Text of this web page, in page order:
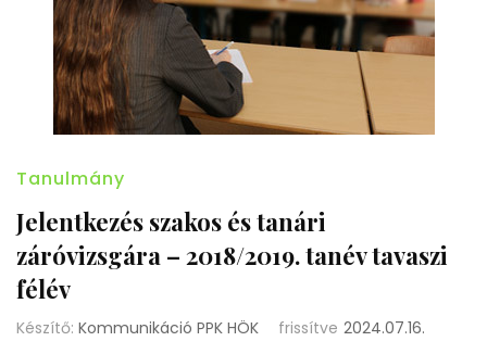
Tanulmány
Jelentkezés szakos és tanári
záróvizsgára – 2018/2019. tanév tavaszi
félév
Készítő: Kommunikáció PPK HÖK frissítve 2024.07.16.